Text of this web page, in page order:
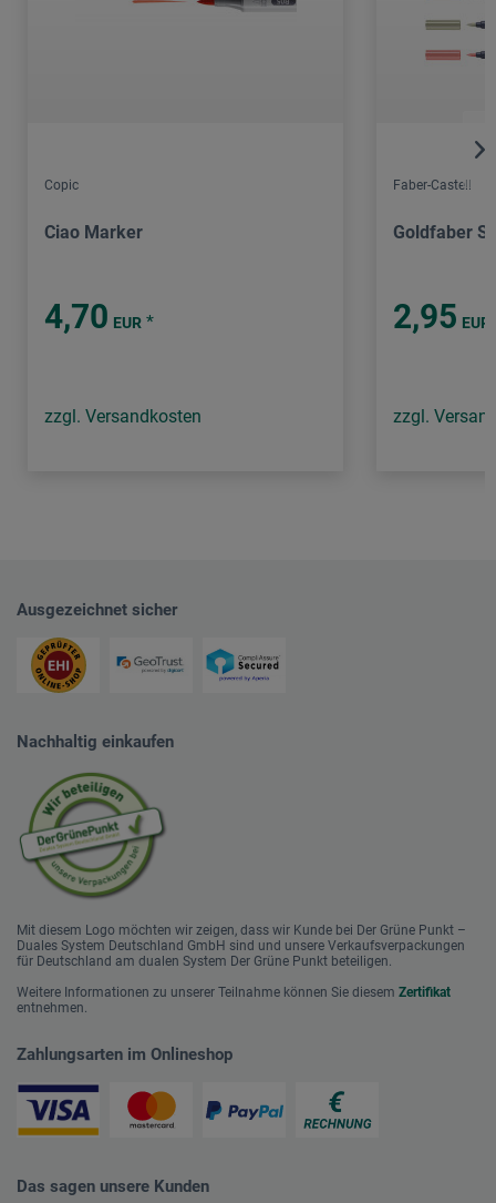
Copic
Ciao Marker
4,70 EUR *
zzgl. Versandkosten
Faber-Castell
Goldfaber
2,95 EUR
zzgl.
Ausgezeichnet sicher
Nachhaltig einkaufen
Mit diesem Logo möchten wir zeigen, dass wir Kunde bei Der Grüne Punkt –
Duales System Deutschland GmbH sind und unsere Verkaufsverpackungen
für Deutschland am dualen System Der Grüne Punkt beteiligen.
Weitere Informationen zu unserer Teilnahme können Sie diesem Zertifikat
entnehmen.
Zahlungsarten im Onlineshop
Das sagen unsere Kunden